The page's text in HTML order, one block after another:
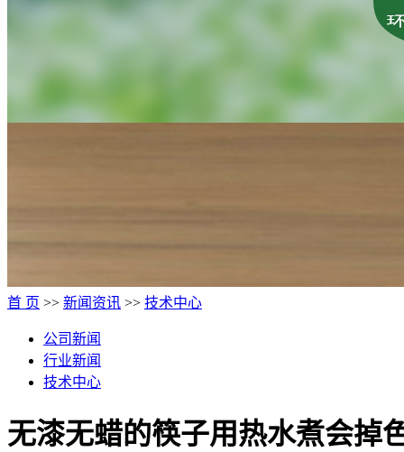
首 页 >> 新闻资讯 >> 技术中心
公司新闻
行业新闻
技术中心
无漆无蜡的筷子用热水煮会掉